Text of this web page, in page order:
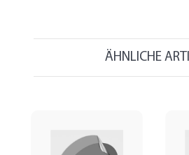
ÄHNLICHE